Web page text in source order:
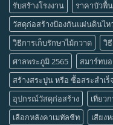
รับสร้างโรงงาน
ราคาบัวพื้น
วัสดุก่อสร้างป้องกันแผ่นดินไห
วิธีการเก็บรักษาไม้กวาด
วิ
ศาลพระภูมิ 2565
สมาร์ทบ
สร้างสระปูน หรือ ซื้อสระสำเร็
อุปกรณ์วัสดุก่อสร้าง
เที่ยว
เลือกหลังคาเมทัลชีท
เสียง